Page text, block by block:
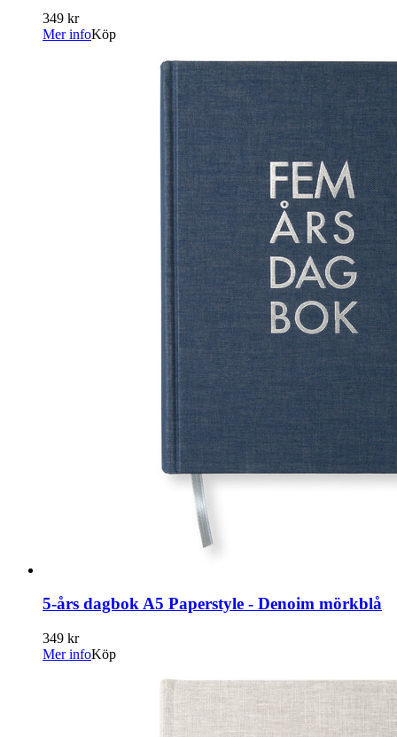
349 kr
Mer infoKöp
5-års dagbok A5 Paperstyle - Denoim mörkblå
349 kr
Mer infoKöp